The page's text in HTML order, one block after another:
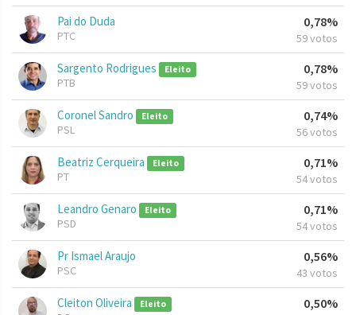
Pai do Duda
PTC
0,78%
59 votos
Sargento Rodrigues Eleito
PTB
0,78%
59 votos
Coronel Sandro Eleito
PSL
0,74%
56 votos
Beatriz Cerqueira Eleito
PT
0,71%
54 votos
Leandro Genaro Eleito
PSD
0,71%
54 votos
Pr Ismael Araujo
PSC
0,56%
43 votos
Cleiton Oliveira Eleito 0,50%